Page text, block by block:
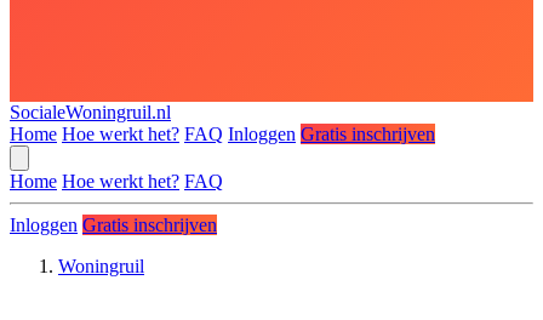
SocialeWoningruil.nl
Home Hoe werkt het? FAQ Inloggen Gratis inschrijven
Home Hoe werkt het? FAQ
Inloggen Gratis inschrijven
Woningruil